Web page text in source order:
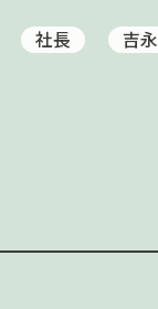
社長 吉永